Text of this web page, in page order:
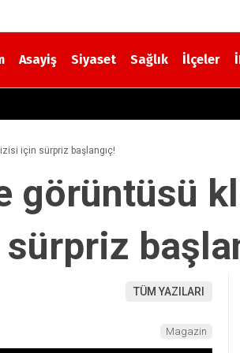
Asayiş Siyaset Sağlık İlçeler
Otobüsü ile Traktör Çarpıştı
için sürpriz başlangıç!
görüntüsü
TÜM YAZILARI
Magazin